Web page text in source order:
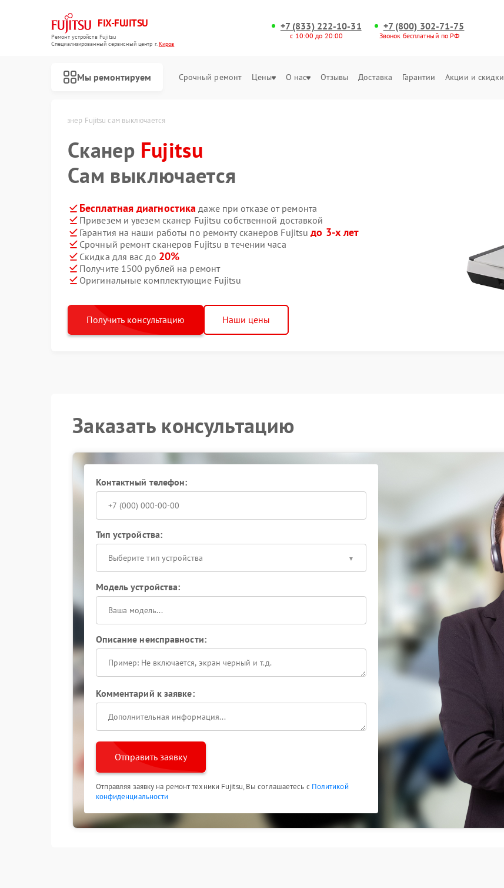
FIX-FUJITSU
Ремонт устройств Fujitsu
Специализированный cервисный центр г.Киров
+7 (833) 222-10-31
с 10:00 до 20:00
+7 (800) 302-71-75
Звонок бесплатный по РФ
Мы ремонтируем Срочный ремонт Цены О нас Отзывы Доставка Гарантии Акции и скидки
Сканер Fujitsu сам выключается
Сканер Fujitsu
Сам выключается
Бесплатная диагностика даже при отказе от ремонта
Привезем и увезем сканер Fujitsu собственной доставкой
Гарантия на наши работы по ремонту сканеров Fujitsuдо 3-х лет
Срочный ремонт сканеров Fujitsu в течении часа
Скидка для вас до 20%
Получите 1500 рублей на ремонт
Оригинальные комплектующие Fujitsu
Получить консультацию Наши цены
Заказать консультацию
Контактный телефон:
Тип устройства:
Выберите тип устройства
Модель устройства:
Описание неисправности:
Комментарий к заявке:
Отправить заявку
Отправляя заявку на ремонт техники Fujitsu, Вы соглашаетесь с Политикой
конфиденциальности